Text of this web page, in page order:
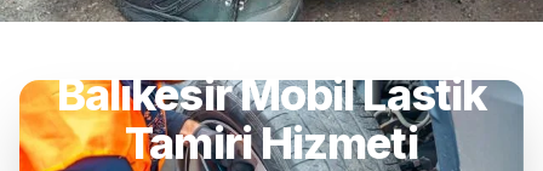
Balıkesir Mobil Lastik
Tamiri Hizmeti